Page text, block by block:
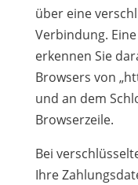
über eine
Verbindung.
erkennen Sie
Browsers von
und an dem
Browserzeile.
Bei
Ihre